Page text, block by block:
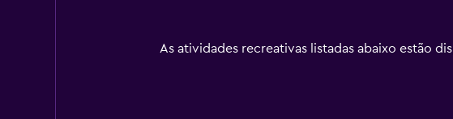
As atividades recreativas listadas abaixo estão